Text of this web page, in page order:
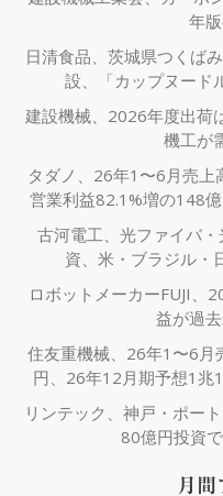
年
日清食品、茨城県つくば
設、「カップヌード
建設機械、2026年度出荷
機工が
タダノ、26年1〜6月売上
営業利益82.1%増の148
古河電工、光ファイバ
資、米・ブラジル・
ロボットメーカーFUJI、
益が過
住友重機械、26年1〜6
円、26年12月期予想1兆
リンテック、神戸・ポー
80億円投資
月